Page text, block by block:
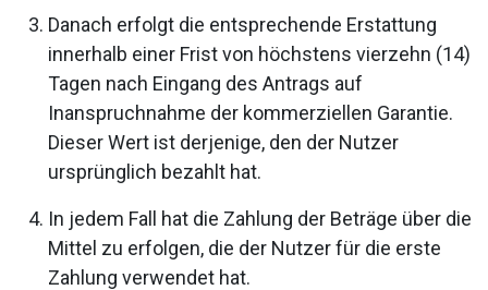
Danach erfolgt die entsprechende Erstattung
innerhalb einer Frist von höchstens vierzehn (14)
Tagen nach Eingang des Antrags auf
Inanspruchnahme der kommerziellen Garantie.
Dieser Wert ist derjenige, den der Nutzer
ursprünglich bezahlt hat.
In jedem Fall hat die Zahlung der Beträge über die
Mittel zu erfolgen, die der Nutzer für die erste
Zahlung verwendet hat.